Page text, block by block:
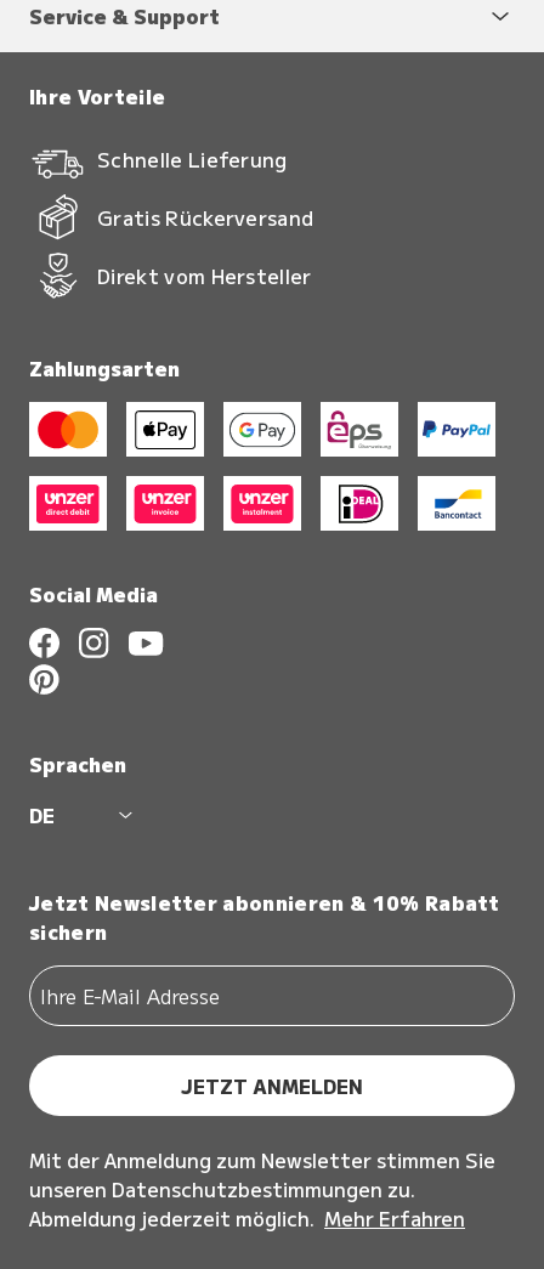
Service & Support
Ihre Vorteile
Schnelle Lieferung
Gratis Rückerversand
Direkt vom Hersteller
Zahlungsarten
Social Media
Sprachen
DE
Jetzt Newsletter abonnieren & 10% Rabatt
sichern
JETZT ANMELDEN
Mit der Anmeldung zum Newsletter stimmen Sie
unseren Datenschutzbestimmungen zu.
Abmeldung jederzeit möglich. Mehr Erfahren